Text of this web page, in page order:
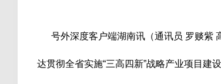
号外深度客户端湖南讯（通讯员 罗赕紫
达贯彻全省实施“三高四新”战略产业项目建